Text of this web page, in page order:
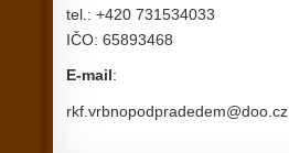
tel.: +420 731534033
IČO: 65893468
E-mail:
rkf.vrbnopodpradedem@doo.cz